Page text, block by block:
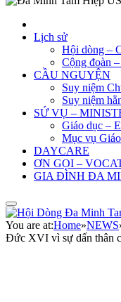
Lịch sử
Hội dòng –
Cộng đoàn
CẦU NGUYỆN
Suy niệm
Suy niệm
SỨ VỤ –
Giáo dục –
Mục vụ
DAYCARE
ƠN GỌI –
GIA ĐÌNH ĐA
You are at:Home»NEWS
Đức XVI vì sự dấn thân